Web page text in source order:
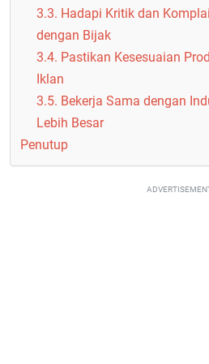
3.3. Hadapi Kritik dan
dengan Bijak
3.4. Pastikan Kesesuaian
Iklan
3.5. Bekerja Sama dengan
Lebih Besar
Penutup